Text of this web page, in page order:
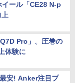
ール「CE28 N-p
上
Pro」。圧巻の
体験に
安! Anker注目プ